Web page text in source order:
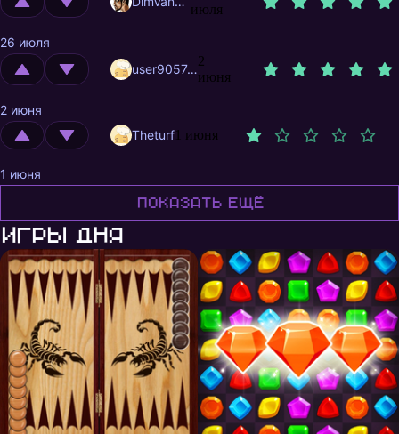
июля
26 июля
user9057415
2
июня
2 июня
Theturf1 июня
1 июня
Показать ещё
Игры дня